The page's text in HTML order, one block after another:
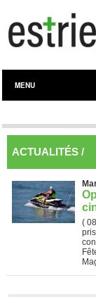
MENU
ACTUALITÉS /
(